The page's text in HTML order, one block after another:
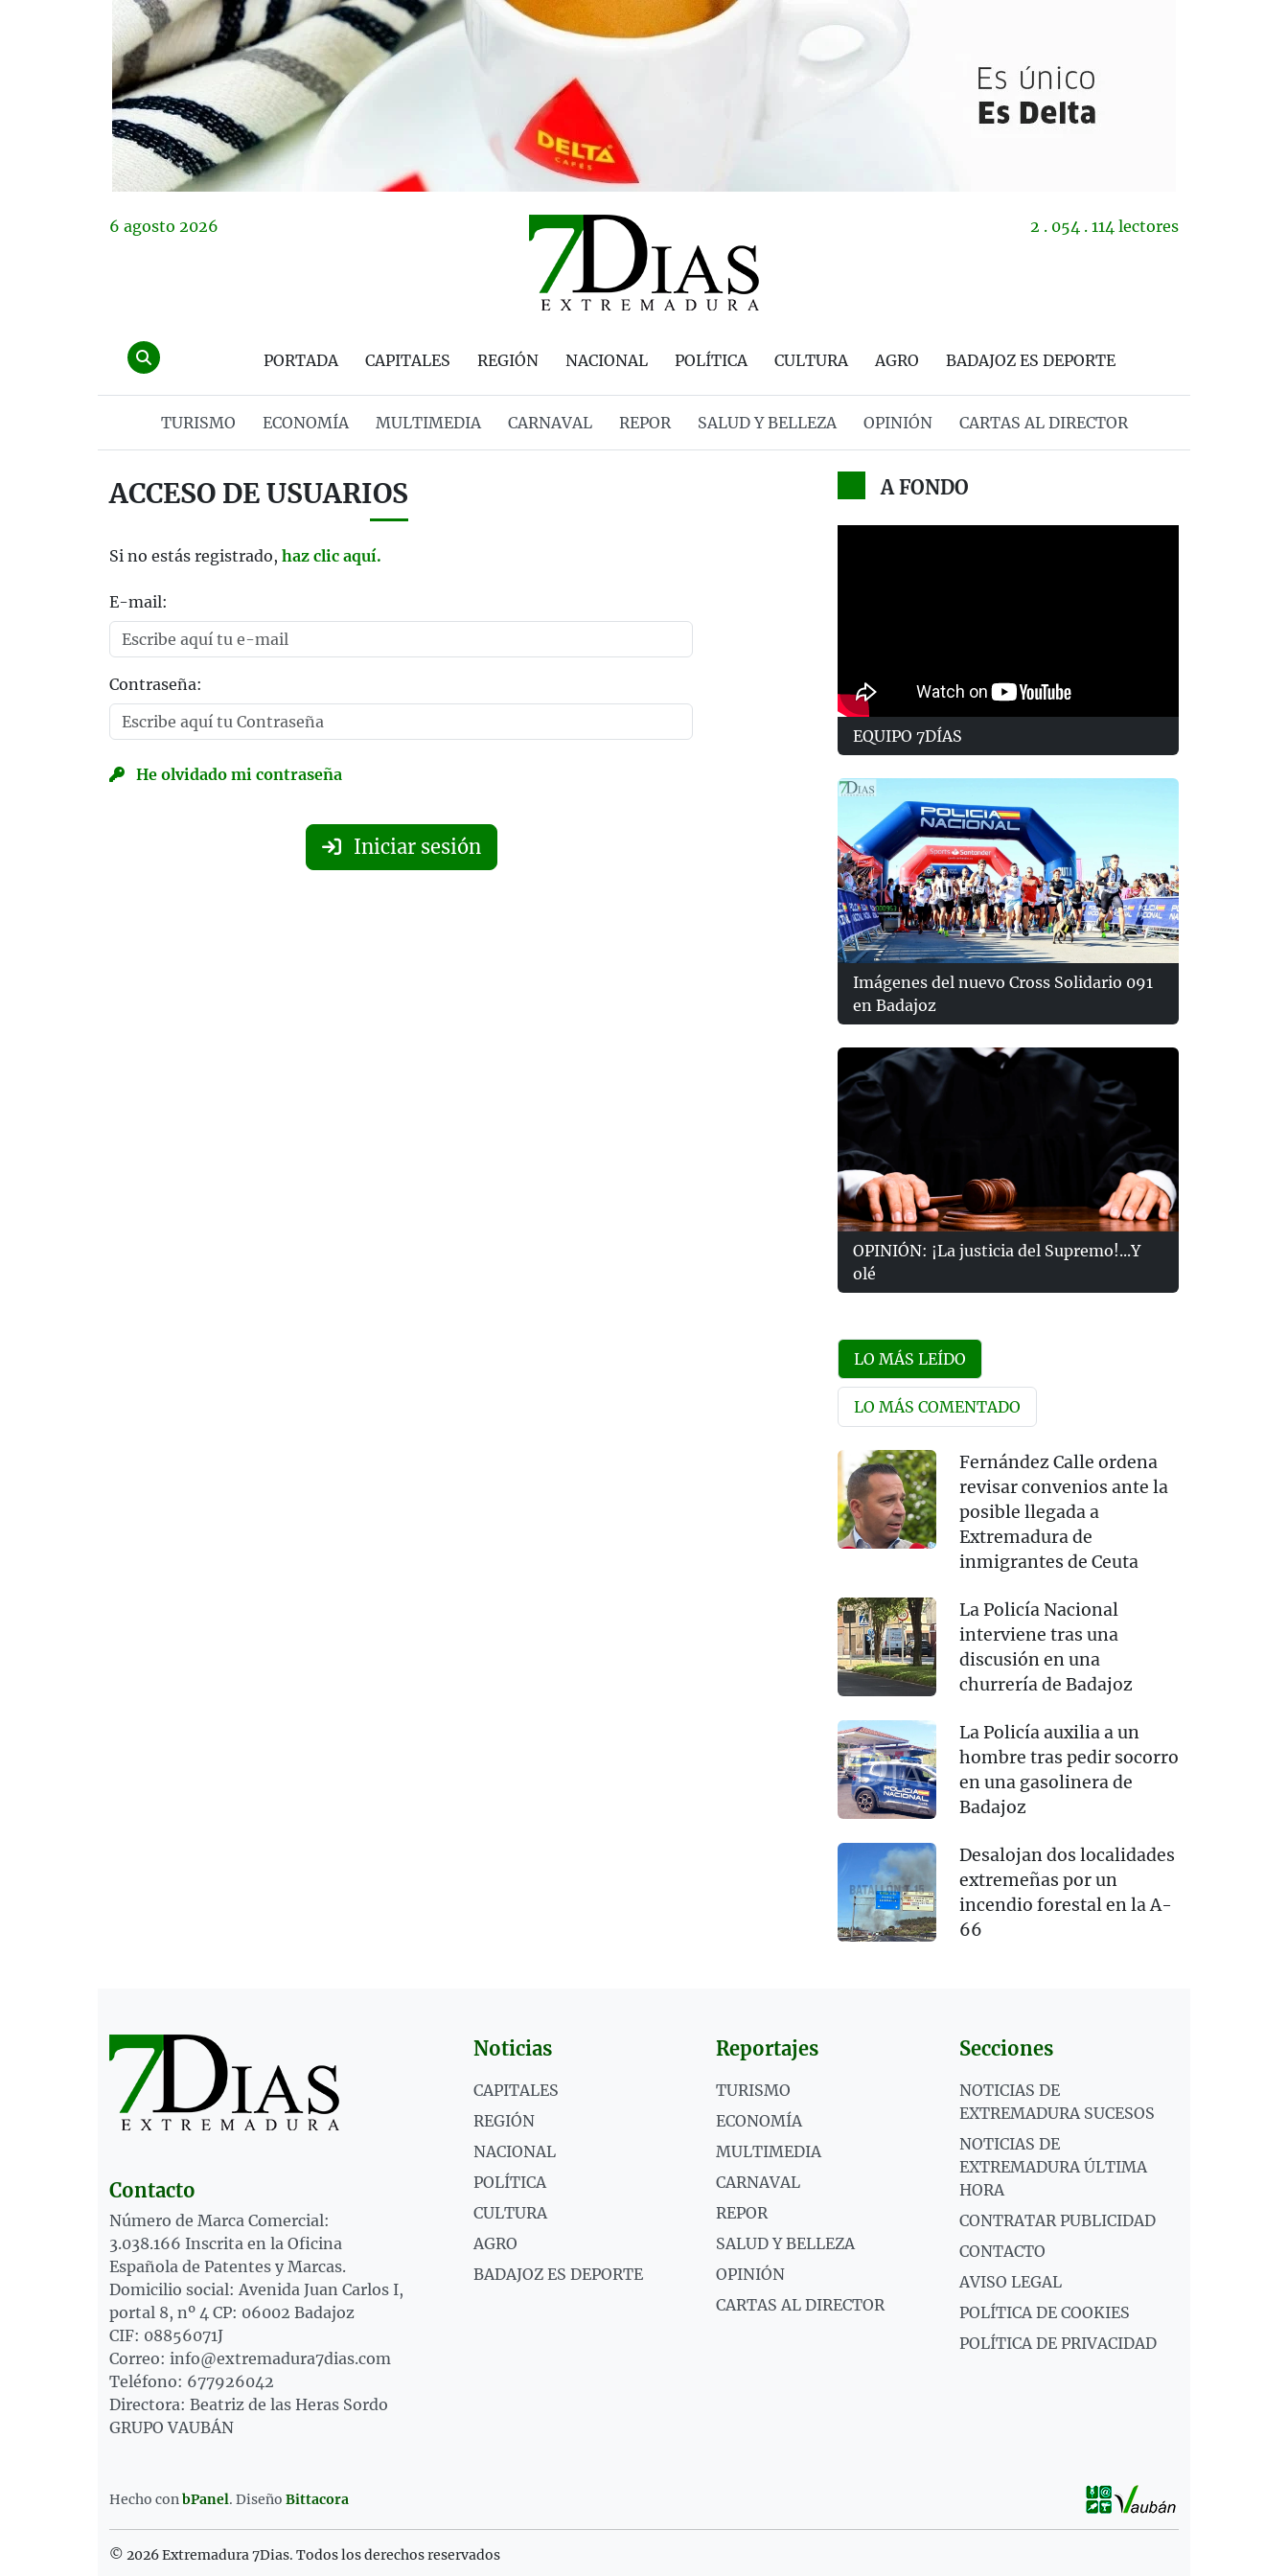
6 agosto 2026 2 . 054 . 114 lectores
PORTADA CAPITALES REGIÓN NACIONAL POLÍTICA CULTURA AGRO BADAJOZ ES DEPORTE
TURISMO ECONOMÍA MULTIMEDIA CARNAVAL REPOR SALUD Y BELLEZA OPINIÓN CARTAS AL DIRECTOR
ACCESO DE USUARIOS
Si no estás registrado, haz clic aquí.
E-mail:
Contraseña:
He olvidado mi contraseña
Iniciar sesión
A FONDO
EQUIPO 7DÍAS
Imágenes del nuevo Cross Solidario 091
en Badajoz
OPINIÓN: ¡La justicia del Supremo!...Y
olé
LO MÁS LEÍDO
LO MÁS COMENTADO
Fernández Calle ordena
revisar convenios ante la
posible llegada a
Extremadura de
inmigrantes de Ceuta
La Policía Nacional
interviene tras una
discusión en una
churrería de Badajoz
La Policía auxilia a un
hombre tras pedir socorro
en una gasolinera de
Badajoz
Desalojan dos localidades
extremeñas por un
incendio forestal en la A-
66
Contacto
Número de Marca Comercial:
3.038.166 Inscrita en la Oficina
Española de Patentes y Marcas.
Domicilio social: Avenida Juan Carlos I,
portal 8, nº 4 CP: 06002 Badajoz
CIF: 08856071J
Correo: info@extremadura7dias.com
Teléfono: 677926042
Directora: Beatriz de las Heras Sordo
GRUPO VAUBÁN
Noticias
CAPITALES
REGIÓN
NACIONAL
POLÍTICA
CULTURA
AGRO
BADAJOZ ES DEPORTE
Reportajes
TURISMO
ECONOMÍA
MULTIMEDIA
CARNAVAL
REPOR
SALUD Y BELLEZA
OPINIÓN
CARTAS AL DIRECTOR
Secciones
NOTICIAS DE
EXTREMADURA SUCESOS
NOTICIAS DE
EXTREMADURA ÚLTIMA
HORA
CONTRATAR PUBLICIDAD
CONTACTO
AVISO LEGAL
POLÍTICA DE COOKIES
POLÍTICA DE PRIVACIDAD
Hecho con bPanel. Diseño Bittacora
© 2026 Extremadura 7Dias. Todos los derechos reservados